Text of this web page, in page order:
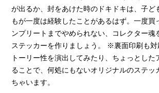
が出るか、封をあけた時のドキドキは、子ど
もが一度は経験したことがあるはず。一度買
ンプリートまでやめられない、コレクター魂
ステッカーを作りましょう。 ※裏面印刷も対
トーリー性を演出してみたり、ちょっとした
ることで、何処にもないオリジナルのステッ
ちゃいます。